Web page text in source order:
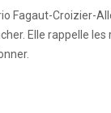
Fagaut-Croizier-
Elle rappelle les